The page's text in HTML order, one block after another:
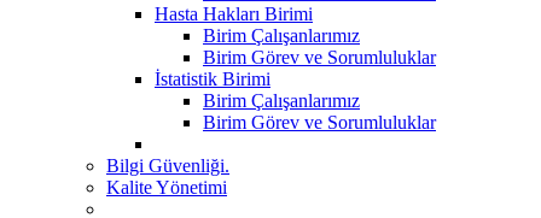
Hasta Hakları Birimi
Birim Çalışanlarımız
Birim Görev ve Sorumluluklar
İstatistik Birimi
Birim Çalışanlarımız
Birim Görev ve Sorumluluklar
Bilgi Güvenliği.
Kalite Yönetimi